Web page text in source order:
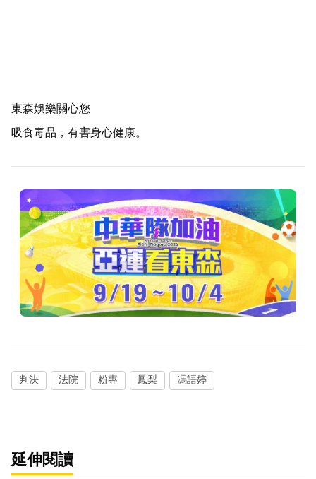
東森娛樂關心您
吸食毒品，有害身心健康。
判決 法院 粉專 鳳梨 馮語婷
延伸閱讀